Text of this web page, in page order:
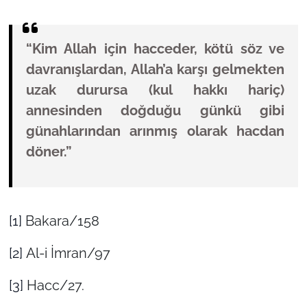
“Kim Allah için hacceder, kötü söz ve
davranışlardan, Allah’a karşı gelmekten
uzak durursa (kul hakkı hariç)
annesinden doğduğu günkü gibi
günahlarından arınmış olarak hacdan
döner.”
[1] Bakara/158
[2] Al-i İmran/97
[3] Hacc/27.